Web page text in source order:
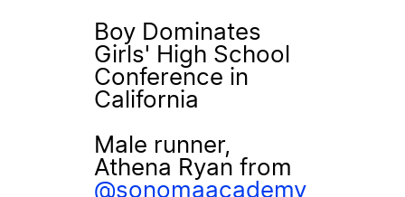
Boy Dominates
Girls' High School
Conference in
California
Male runner,
Athena Ryan from
@sonomaacademy